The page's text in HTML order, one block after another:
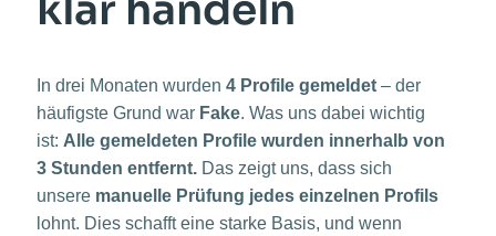
klar handeln
In drei Monaten wurden 4 Profile gemeldet– der
häufigste Grund war Fake. Was uns dabei wichtig
ist: Alle gemeldeten Profile wurden innerhalb von
3 Stunden entfernt.Das zeigt uns, dass sich
unsere manuelle Prüfung jedes einzelnen Profils
lohnt. Dies schafft eine starke Basis, und wenn